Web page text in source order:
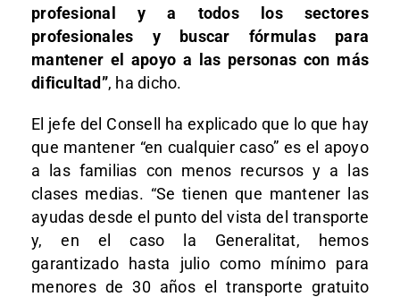
profesional y a todos los sectores
profesionales y buscar fórmulas para
mantener el apoyo a las personas con más
dificultad”, ha dicho.
El jefe del Consell ha explicado que lo que hay
que mantener “en cualquier caso” es el apoyo
a las familias con menos recursos y a las
clases medias. “Se tienen que mantener las
ayudas desde el punto del vista del transporte
y, en el caso la Generalitat, hemos
garantizado hasta julio como mínimo para
menores de 30 años el transporte gratuito